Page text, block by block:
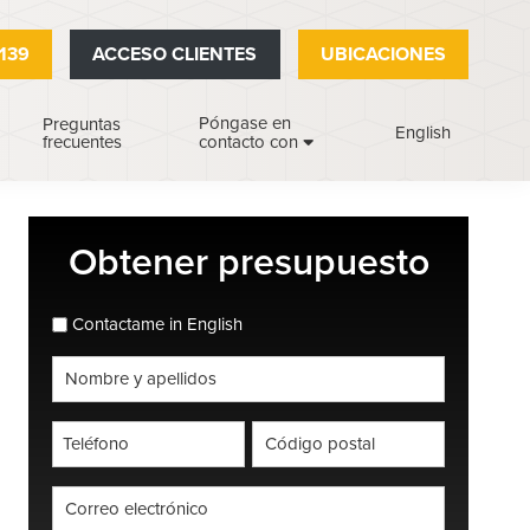
ACCESO CLIENTES UBICACIONES
Preguntas
frecuentes
Póngase en
contacto con
English
Barra
lateral
principal
Obtener presupuesto
Contactame in English
completo
*
*
Código
postal
*